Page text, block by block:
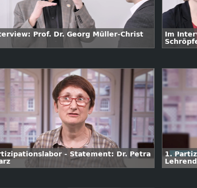
Prof. Dr. Georg Müller-Christ
Im
- Statement: Dr. Petra
1.